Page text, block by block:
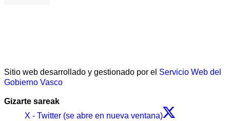
Sitio web desarrollado y gestionado por el Servicio Web del
Gobierno Vasco
Gizarte sareak
X - Twitter (se abre en nueva ventana)